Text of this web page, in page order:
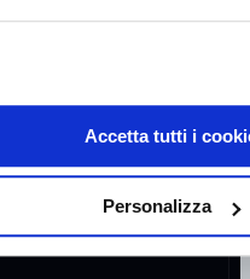
Accetta tutti i
Personalizza
Nicolò (PD)